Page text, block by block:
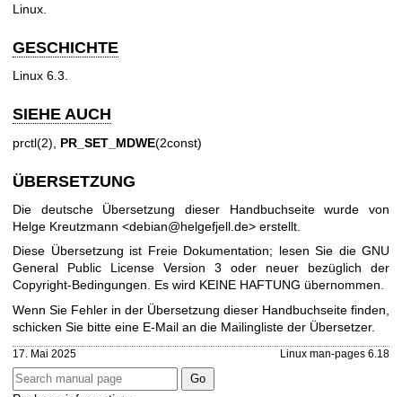
Linux.
GESCHICHTE
Linux 6.3.
SIEHE AUCH
prctl(2) PR_SET_MDWE(2const)
ÜBERSETZUNG
Die deutsche Übersetzung dieser Handbuchseite wurde von
Helge Kreutzmann <debian@helgefjell.de> erstellt.
Diese Übersetzung ist Freie Dokumentation; lesen Sie die GNU
General Public License Version 3 oder neuer bezüglich der
Copyright-Bedingungen. Es wird KEINE HAFTUNG übernommen.
Wenn Sie Fehler in der Übersetzung dieser Handbuchseite finden,
schicken Sie bitte eine E-Mail an die Mailingliste der Übersetzer.
17. Mai 2025 Linux man-pages 6.18